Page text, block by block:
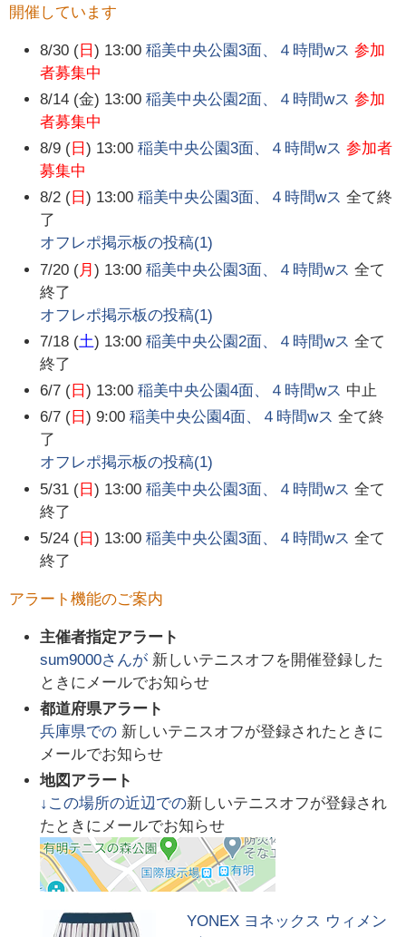
開催しています
8/30 ( 日) 13:00 稲美中央公園3面、４時間wス 参加
者募集中
8/14 (金) 13:00 稲美中央公園2面、４時間wス 参加
者募集中
8/9 ( 日) 13:00 稲美中央公園3面、４時間wス 参加者
募集中
8/2 ( 日) 13:00 稲美中央公園3面、４時間wス 全て終
了
オフレポ掲示板の投稿(1)
7/20 (月) 13:00 稲美中央公園3面、４時間wス 全て
終了
オフレポ掲示板の投稿(1)
7/18 (土) 13:00 稲美中央公園2面、４時間wス 全て
終了
6/7 ( 日) 13:00 稲美中央公園4面、４時間wス 中止
6/7 ( 日) 9:00 稲美中央公園4面、４時間wス 全て終
了
オフレポ掲示板の投稿(1)
5/31 ( 日) 13:00 稲美中央公園3面、４時間wス 全て
終了
5/24 ( 日) 13:00 稲美中央公園3面、４時間wス 全て
終了
アラート機能のご案内
主催者指定アラート
sum9000さんが 新しいテニスオフを開催登録した
ときにメールでお知らせ
都道府県アラート
兵庫県での 新しいテニスオフが登録されたときに
メールでお知らせ
地図アラート
↓この場所の近辺での新しいテニスオフが登録され
たときにメールでお知らせ
YONEX ヨネックス ウィメン